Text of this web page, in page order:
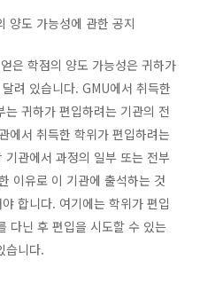
양도 가능성에 관한 공지
학점의 양도 가능성은 귀하가
려 있습니다. GMU에서 취득한
귀하가 편입하려는 기관의 전
에서 취득한 학위가 편입하려는
관에서 과정의 일부 또는 전부
이유로 이 기관에 출석하는 것
합니다. 여기에는 학위가 편입
다닌 후 편입을 시도할 수 있는
습니다.